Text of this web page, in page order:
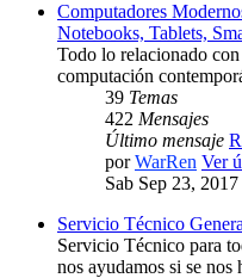
Computadores
Notebooks, Tablets,
Todo lo relacionado
computación
39 Temas
422 Mensajes
Último mensaje
porWarRen Ver
Sab Sep 23,
Servicio Técnico
Servicio Técnico para
nos ayudamos si se nos